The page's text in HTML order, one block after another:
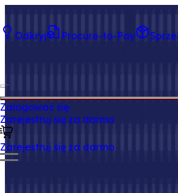
Odkryj Procure-to-Pay
Zalogować się
Zarejestruj się za darmo
Zarejestruj się za darmo
Rozwiązanie Tradeics B2B